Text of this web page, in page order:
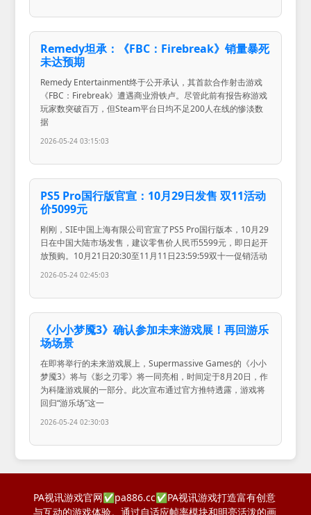
Remedy坦承：《FBC：Firebreak》销量暴死
未达预期
Remedy Entertainment终于公开承认，其首款合作射击游戏
《FBC：Firebreak》遭遇商业滑铁卢。尽管此前有报告称游戏
玩家数突破百万，但Steam平台日均不足200人在线的惨淡数
据
2026-05-24 03:15:03
PS5 Pro国行版官宣：10月29日发售 双11活动
价5099元
刚刚，SIE中国上海有限公司官宣了PS5 Pro国行版本，10月29
日在中国大陆市场发售，建议零售价人民币5599元，即日起开
放预购。10月21日20:30至11月11日23:59:59双十一促销活动
2026-05-24 02:45:03
《小小梦魇3》确认参加未来游戏展！再回游乐
场场景
在即将举行的未来游戏展上，Supermassive Games的《小小
梦魇3》将与《影之刃零》将一同亮相，时间定于8月20日，作
为科隆游戏展的一部分。此次宣布通过官方推特透露，游戏将
回归“游乐场”这一
2026-05-24 02:30:03
PA视讯游戏官网✅pa886.cc✅PA视讯游戏打造富有创意
与互动的游戏体验。通过自适应帧率模块和明亮活泼的画